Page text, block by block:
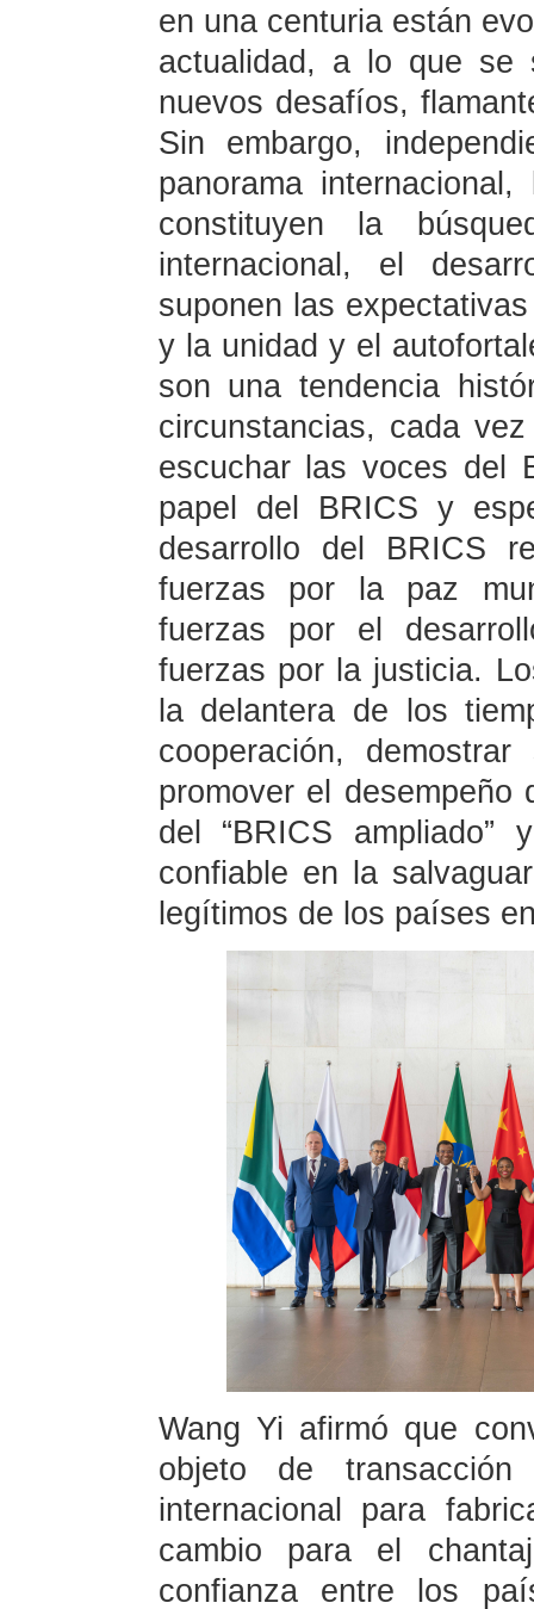
en una centuria están
actualidad, a lo que se
nuevos desafíos,
Sin embargo,
panorama
constituyen la
internacional, el
suponen las
y la unidad y el
son una tendencia
circunstancias, cada
escuchar las voces del
papel del BRICS y
desarrollo del BRICS
fuerzas por la paz
fuerzas por el
fuerzas por la justicia.
la delantera de los
cooperación,
promover el desempeño
del “BRICS
confiable en la
legítimos de los países
Wang Yi afirmó que
objeto de
internacional para
cambio para el
confianza entre los